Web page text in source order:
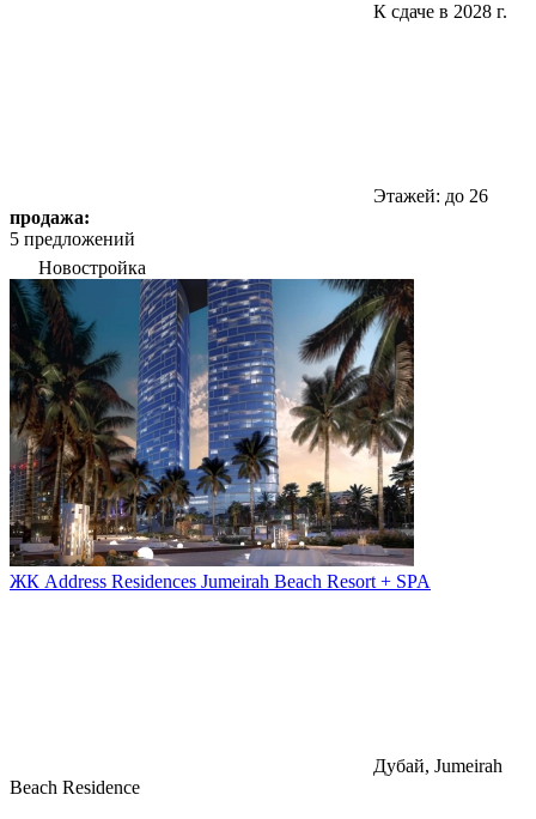
К сдаче в 2028 г.
Этажей: до 26
продажа:
5 предложений
Новостройка
ЖК Address Residences Jumeirah Beach Resort + SPA
Дубай, Jumeirah
Beach Residence